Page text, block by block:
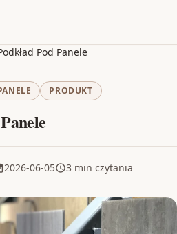
Pod Panele
PRODUKT
2026-06-05 3 min czytania